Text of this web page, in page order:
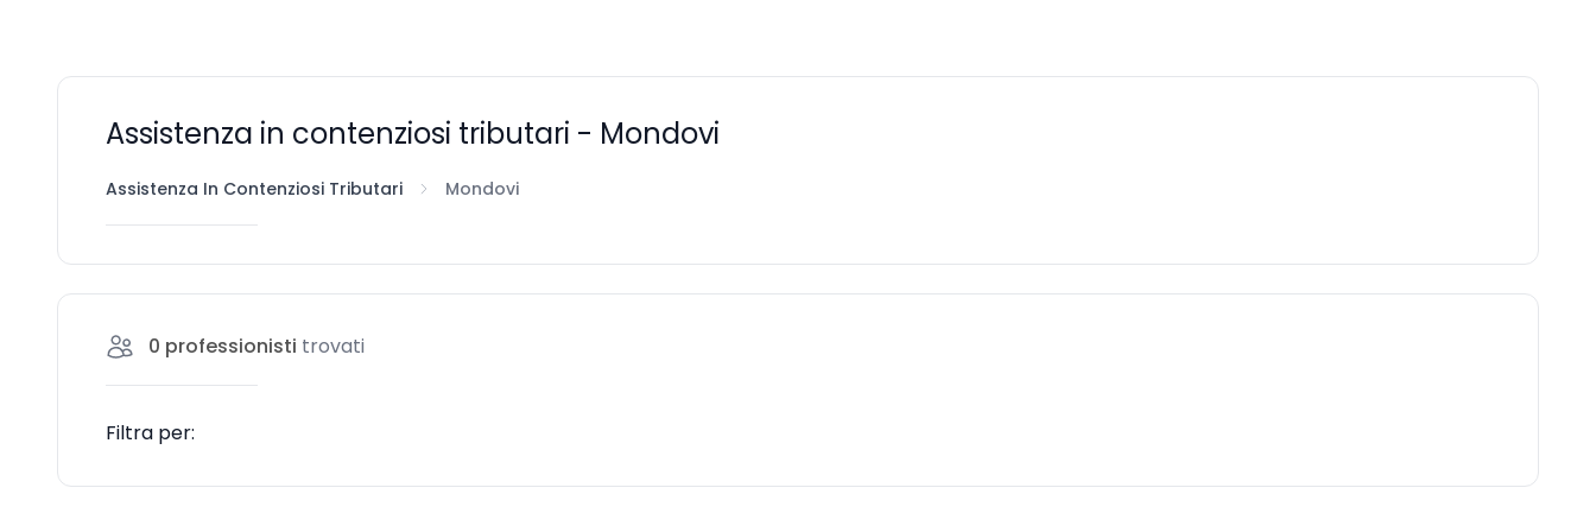
Assistenza in contenziosi tributari - Mondovi
Assistenza In Contenziosi Tributari Mondovi
0 professionisti trovati
Filtra per: